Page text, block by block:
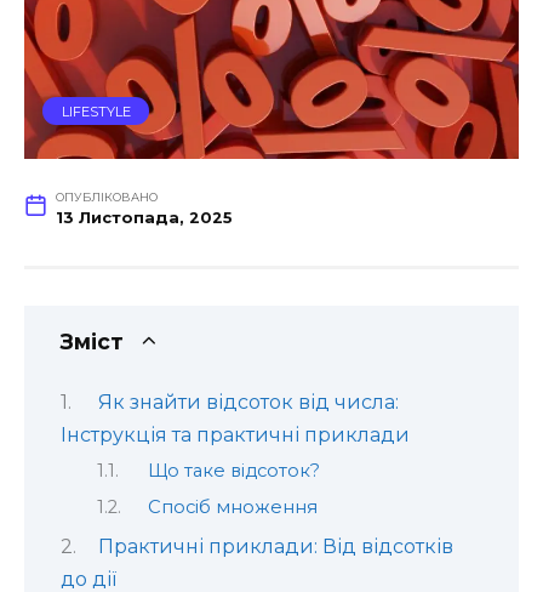
LIFESTYLE
ОПУБЛІКОВАНО
13 Листопада, 2025
Зміст
Як знайти відсоток від числа:
Інструкція та практичні приклади
Що таке відсоток?
Спосіб множення
Практичні приклади: Від відсотків
до дії